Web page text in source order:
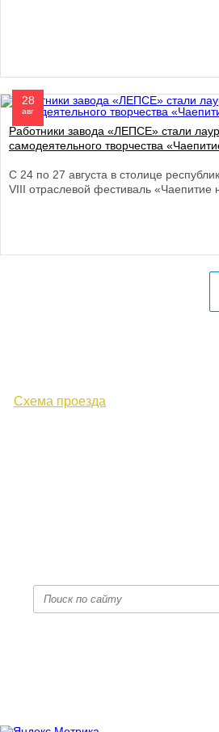
28
авг
Работники завода «ЛЕПСЕ» стали
самодеятельного творчества
С 24 по 27 августа в столице
VIII отраслевой фестиваль «Чаепитие
Схема проезда